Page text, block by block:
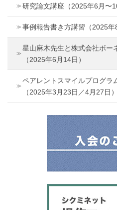
研究論文講座（2025年6月〜
事例報告書き方講習（2025年
星山麻木先生と株式会社ボー
（2025年6月14日）
ペアレントスマイルプログラ
（2025年3月23日／4月27日）